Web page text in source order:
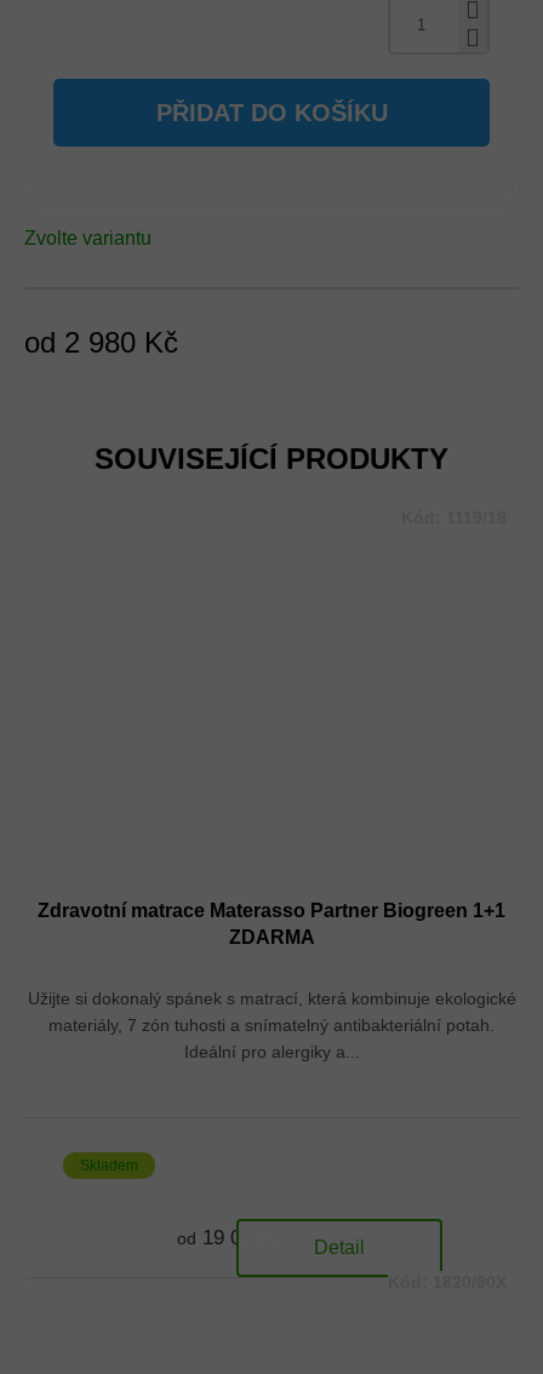
od 2 980 Kč
Zvolte variantu
PŘIDAT DO KOŠÍKU
SOUVISEJÍCÍ PRODUKTY
Zdravotní matrace Materasso Partner Biogreen 1+1
ZDARMA
Užijte si dokonalý spánek s matrací, která kombinuje ekologické
materiály, 7 zón tuhosti a snímatelný antibakteriální potah.
Ideální pro alergiky a...
Skladem
od 19 030 Kč Detail